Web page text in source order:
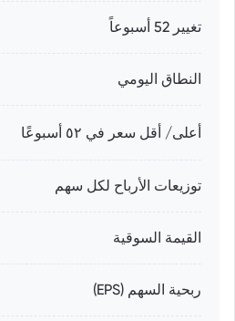
تغيير 52 أسبوعاً
النطاق اليومي
أعلى/ أقل سعر في ٥٢ أسبوعًا
توزيعات الأرباح لكل سهم
القيمة السوقية
ربحية السهم (EPS)